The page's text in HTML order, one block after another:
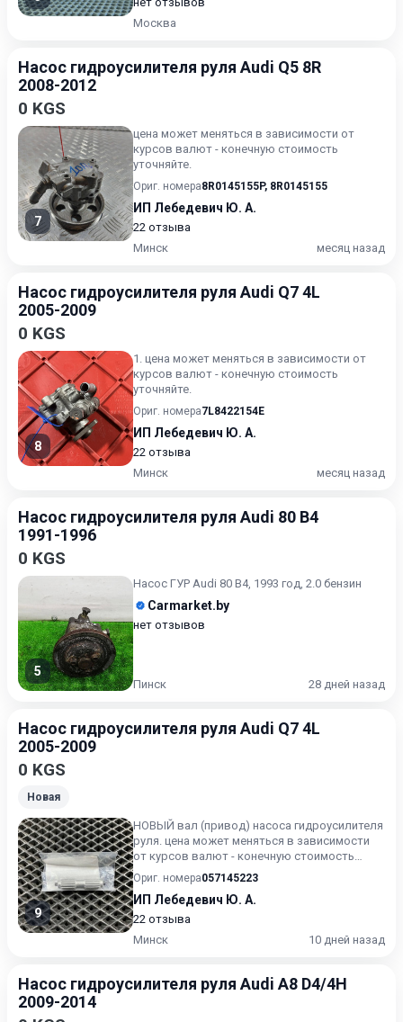
Москва
Насос гидроусилителя руля Audi Q5 8R
2008-2012
0 KGS
7
цена может меняться в зависимости от
курсов валют - конечную стоимость
уточняйте.
Ориг. номера8R0145155P, 8R0145155
ИП Лебедевич Ю. А.
22 отзыва
Минск
месяц назад
Насос гидроусилителя руля Audi Q7 4L
2005-2009
0 KGS
8
1. цена может меняться в зависимости от
курсов валют - конечную стоимость
уточняйте.
Ориг. номера7L8422154E
ИП Лебедевич Ю. А.
22 отзыва
Минск
месяц назад
Насос гидроусилителя руля Audi 80 B4
1991-1996
0 KGS
5
Насос ГУР Audi 80 B4, 1993 год, 2.0 бензин
Carmarket.by
нет отзывов
Пинск 28 дней назад
Насос гидроусилителя руля Audi Q7 4L
2005-2009
0 KGS
Новая
9
НОВЫЙ вал (привод) насоса гидроусилителя
руля. цена может меняться в зависимости
от курсов валют - конечную стоимость
уточняйте.
Ориг. номера057145223
ИП Лебедевич Ю. А.
22 отзыва
Минск
10 дней назад
Насос гидроусилителя руля Audi A8 D4/4H
2009-2014